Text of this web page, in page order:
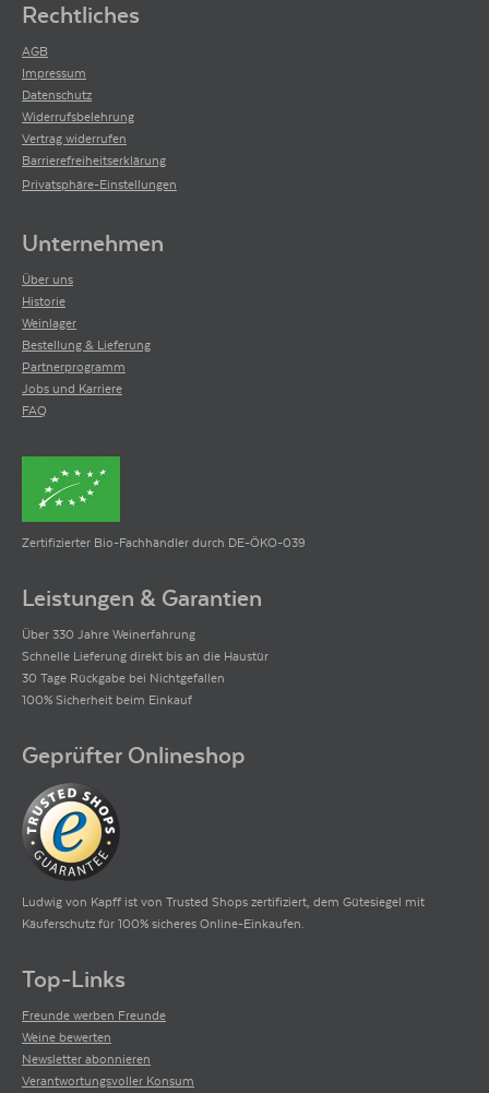
Rechtliches
AGB
Impressum
Datenschutz
Widerrufsbelehrung
Vertrag widerrufen
Barrierefreiheitserklärung
Privatsphäre-Einstellungen
Unternehmen
Über uns
Historie
Weinlager
Bestellung & Lieferung
Partnerprogramm
Jobs und Karriere
FAQ
Zertifizierter Bio-Fachhändler durch DE-ÖKO-039
Leistungen & Garantien
Über 330 Jahre Weinerfahrung
Schnelle Lieferung direkt bis an die Haustür
30 Tage Rückgabe bei Nichtgefallen
100% Sicherheit beim Einkauf
Geprüfter Onlineshop
Ludwig von Kapff ist von Trusted Shops zertifiziert, dem Gütesiegel mit
Käuferschutz für 100% sicheres Online-Einkaufen.
Top-Links
Freunde werben Freunde
Weine bewerten
Newsletter abonnieren
Verantwortungsvoller Konsum